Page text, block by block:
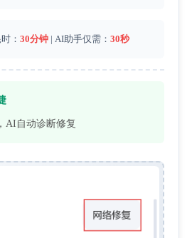
： 30分钟 | AI助手仅需： 30秒
AI自动诊断修复